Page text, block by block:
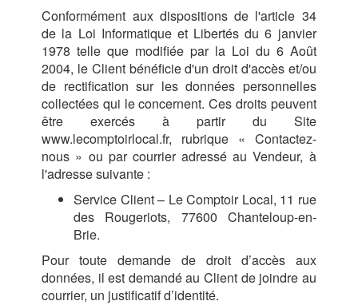
Conformément aux dispositions de l'article 34
de la Loi Informatique et Libertés du 6 janvier
1978 telle que modifiée par la Loi du 6 Août
2004, le Client bénéficie d'un droit d'accès et/ou
de rectification sur les données personnelles
collectées qui le concernent. Ces droits peuvent
être exercés à partir du Site
www.lecomptoirlocal.fr, rubrique « Contactez-
nous » ou par courrier adressé au Vendeur, à
l'adresse suivante :
Service Client – Le Comptoir Local, 11 rue
des Rougeriots, 77600 Chanteloup-en-
Brie.
Pour toute demande de droit d’accès aux
données, il est demandé au Client de joindre au
courrier, un justificatif d’identité.